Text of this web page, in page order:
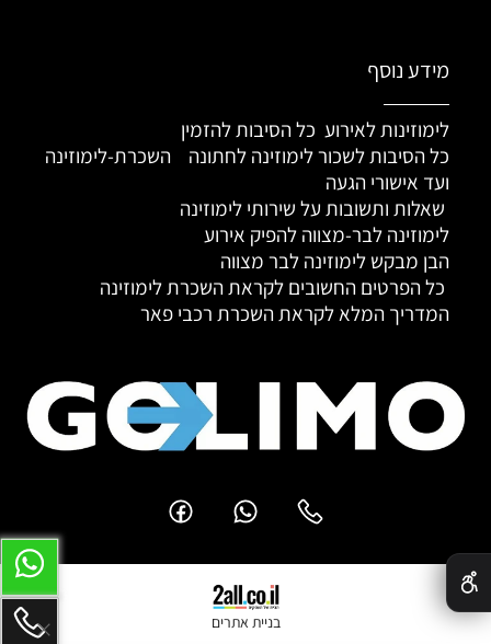
מידע נוסף
לימוזינות לאירוע כל הסיבות להזמין
כל הסיבות לשכור לימוזינה לחתונה
השכרת-לימוזינה
ועד אישורי הגעה
שאלות ותשובות על שירותי לימוזינה
לימוזינה לבר-מצווה להפיק אירוע
הבן מבקש לימוזינה לבר מצווה
כל הפרטים החשובים לקראת השכרת לימוזינה
המדריך המלא לקראת השכרת רכבי פאר
בניית אתרים